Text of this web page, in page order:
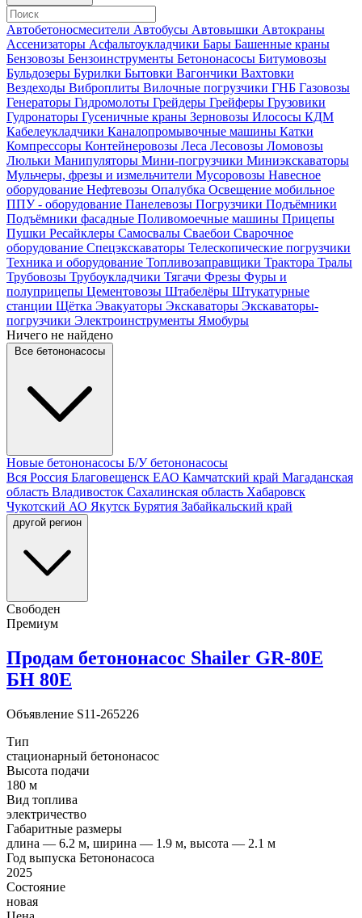
Автобетоносмесители Автобусы Автовышки Автокраны
Ассенизаторы Асфальтоукладчики Бары Башенные краны
Бензовозы Бензоинструменты Бетононасосы Битумовозы
Бульдозеры Бурилки Бытовки Вагончики Вахтовки
Вездеходы Виброплиты Вилочные погрузчики ГНБ Газовозы
Генераторы Гидромолоты Грейдеры Грейферы Грузовики
Гудронаторы Гусеничные краны Зерновозы Илососы КДМ
Кабелеукладчики Каналопромывочные машины Катки
Компрессоры Контейнеровозы Леса Лесовозы Ломовозы
Люльки Манипуляторы Мини-погрузчики Миниэкскаваторы
Мульчеры, фрезы и измельчители Мусоровозы Навесное
оборудование Нефтевозы Опалубка Освещение мобильное
ППУ - оборудование Панелевозы Погрузчики Подъёмники
Подъёмники фасадные Поливомоечные машины Прицепы
Пушки Ресайклеры Самосвалы Сваебои Сварочное
оборудование Спецэкскаваторы Телескопические погрузчики
Техника и оборудование Топливозаправщики Трактора Тралы
Трубовозы Трубоукладчики Тягачи Фрезы Фуры и
полуприцепы Цементовозы Штабелёры Штукатурные
станции Щётка Эвакуаторы Экскаваторы Экскаваторы-
погрузчики Электроинструменты Ямобуры
Ничего не найдено
Все бетононасосы
Новые бетононасосы Б/У бетононасосы
Вся Россия Благовещенск ЕАО Камчатский край Магаданская
область Владивосток Сахалинская область Хабаровск
Чукотский АО Якутск Бурятия Забайкальский край
другой регион
Свободен
Премиум
Продам бетононасос Shailer GR-80E
БН 80E
Объявление S11-265226
Тип
стационарный бетононасос
Высота подачи
180 м
Вид топлива
электричество
Габаритные размеры
длина — 6.2 м, ширина — 1.9 м, высота — 2.1 м
Год выпуска Бетононасоса
2025
Состояние
новая